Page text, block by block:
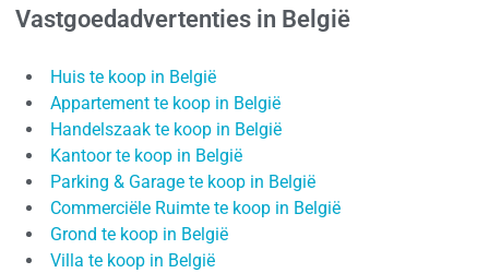
Vastgoedadvertenties in België
Huis te koop in België
Appartement te koop in België
Handelszaak te koop in België
Kantoor te koop in België
Parking & Garage te koop in België
Commerciële Ruimte te koop in België
Grond te koop in België
Villa te koop in België